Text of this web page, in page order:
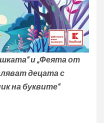
и „Феята от
децата с
на буквите“